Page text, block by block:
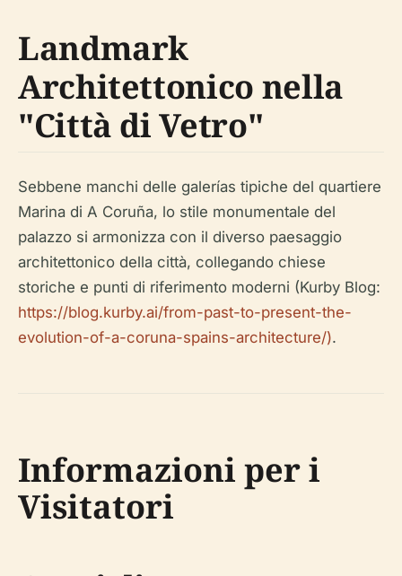
Landmark
Architettonico nella
"Città di Vetro"
Sebbene manchi delle galerías tipiche del quartiere
Marina di A Coruña, lo stile monumentale del
palazzo si armonizza con il diverso paesaggio
architettonico della città, collegando chiese
storiche e punti di riferimento moderni (Kurby Blog:
https://blog.kurby.ai/from-past-to-present-the-
evolution-of-a-coruna-spains-architecture/).
Informazioni per i
Visitatori